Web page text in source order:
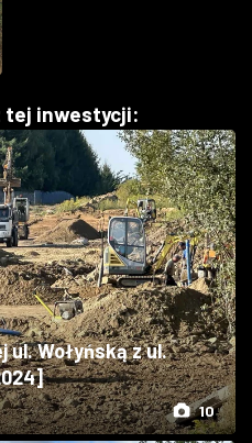
tej inwestycji:
ul. Wołyńską z ul.
10